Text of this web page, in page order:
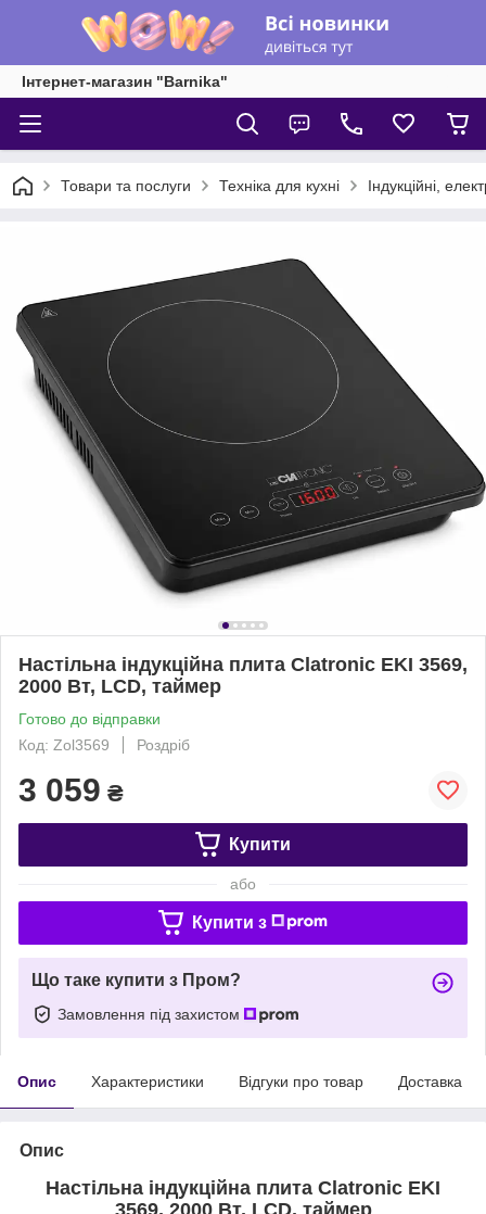
Інтернет-магазин "Barnika"
Товари та послуги Техніка для кухні Індукційні,
Настільна індукційна плита Clatronic EKI 3569,
2000 Вт, LCD, таймер
Готово до відправки
Код: Zol3569
Роздріб
3 059 ₴
Купити
або
Купити з
Що таке купити з Пром?
Замовлення під захистом
Опис Характеристики Відгуки про товар Доставка
Опис
Настільна індукційна плита Clatronic EKI
3569, 2000 Вт, LCD, таймер